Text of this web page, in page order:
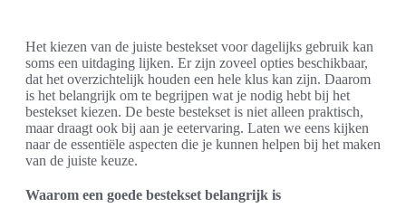
Het kiezen van de juiste bestekset voor dagelijks gebruik kan
soms een uitdaging lijken. Er zijn zoveel opties beschikbaar,
dat het overzichtelijk houden een hele klus kan zijn. Daarom
is het belangrijk om te begrijpen wat je nodig hebt bij het
bestekset kiezen. De beste bestekset is niet alleen praktisch,
maar draagt ook bij aan je eetervaring. Laten we eens kijken
naar de essentiële aspecten die je kunnen helpen bij het maken
van de juiste keuze.
Waarom een goede bestekset belangrijk is